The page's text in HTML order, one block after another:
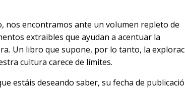
nos encontramos ante un volumen repleto de
extraibles que ayudan a acentuar la
. Un libro que supone, por lo tanto, la
cultura carece de límites.
estáis deseando saber, su fecha de